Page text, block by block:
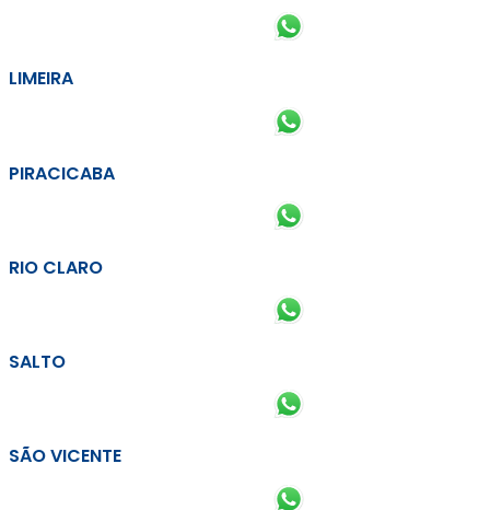
LIMEIRA
PIRACICABA
RIO CLARO
SALTO
SÃO VICENTE